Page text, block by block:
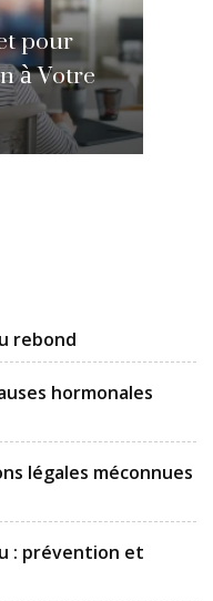
pour
à Votre
rebond
hormonales
légales méconnues
: prévention et